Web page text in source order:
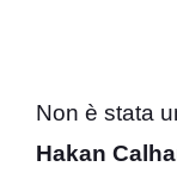
Non è stata
Hakan